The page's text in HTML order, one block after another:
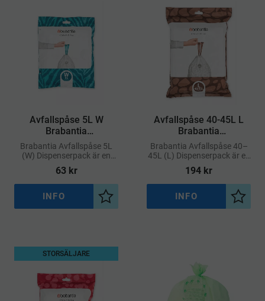
​Avfallspåse 5L W
Brabantia
Dispenserpack
Brabantia Avfallspåse 5L
(W) Dispenserpack är en
praktisk lösning för dig som
vill ha snabb och smidig
åtkomst till soppåsar med
perfekt passform
63kr
Lägg till i önskelista
INFO
Avfallspåse 40-45L L
Brabantia
Dispenserpack
Brabantia Avfallspåse 40–
45L (L) Dispenserpack är en
storförpackning med
specialanpassade soppåsar
för Brabantias avfallshinkar
märkta med kod L
194 kr
Lägg
INFO
STORSÄLJARE